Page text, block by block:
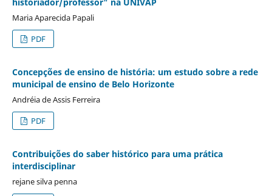
Maria Aparecida Papali
PDF
Concepções de ensino de história: um estudo sobre a rede
municipal de ensino de Belo Horizonte
Andréia de Assis Ferreira
PDF
Contribuições do saber histórico para uma prática
interdisciplinar
rejane silva penna